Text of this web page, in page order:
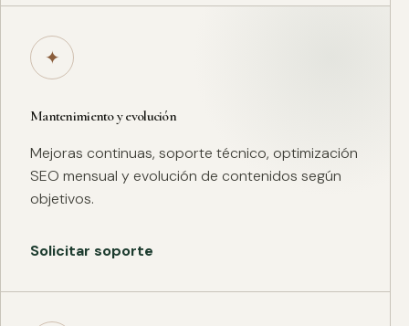
✦
Mantenimiento y evolución
Mejoras continuas, soporte técnico, optimización
SEO mensual y evolución de contenidos según
objetivos.
Solicitar soporte